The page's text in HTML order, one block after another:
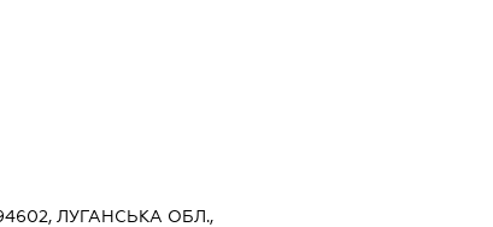
ЛУГАНСЬКА ОБЛ.,